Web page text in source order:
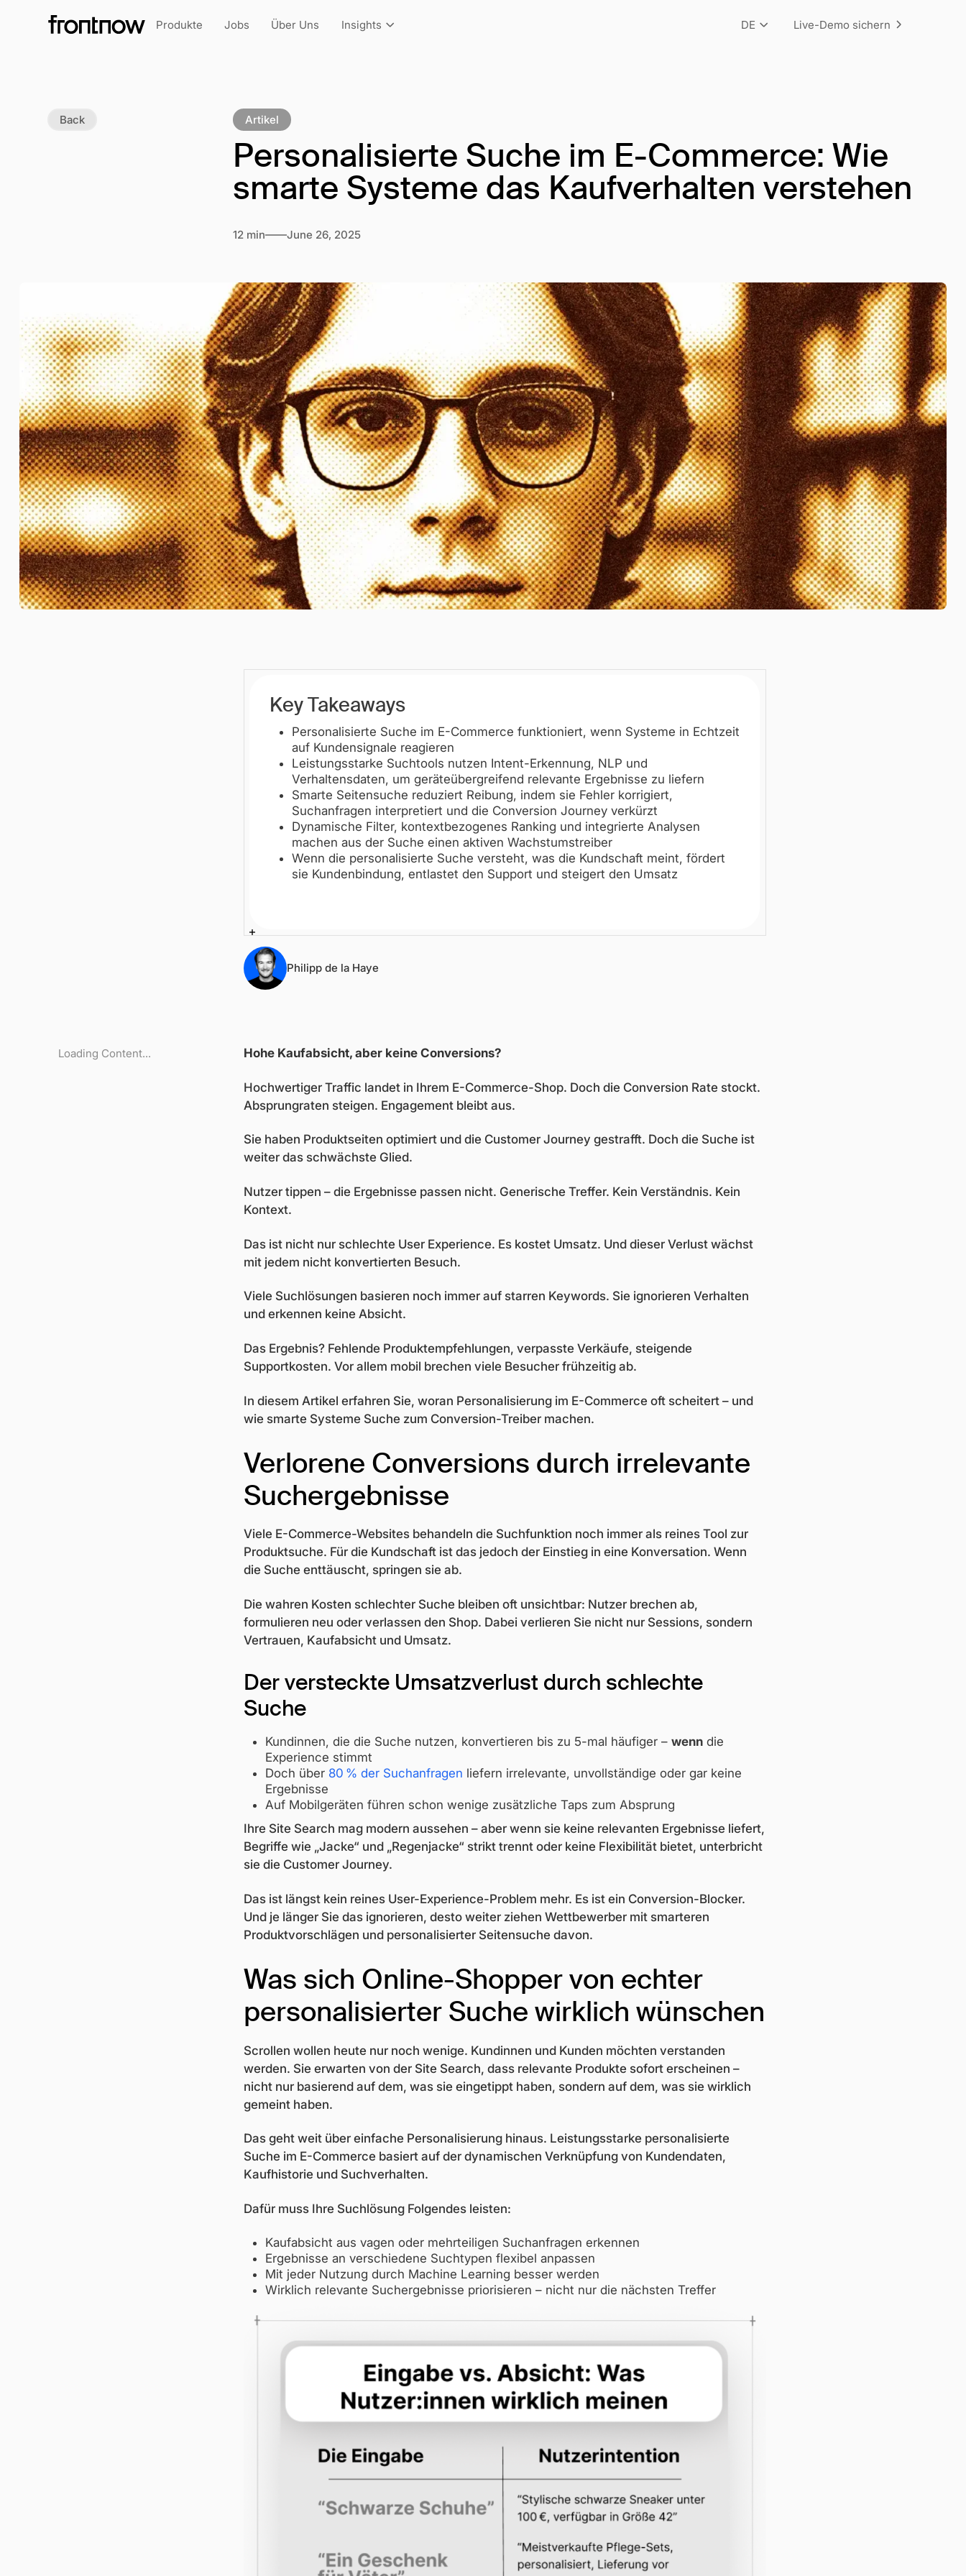
Produkte Jobs Über Uns Insights DE Live-Demo sichern
Back Artikel
Personalisierte Suche im E-Commerce: Wie
smarte Systeme das Kaufverhalten verstehen
12 min June 26, 2025
Key Takeaways
Personalisierte Suche im E-Commerce funktioniert, wenn Systeme in Echtzeit
auf Kundensignale reagieren
Leistungsstarke Suchtools nutzen Intent-Erkennung, NLP und
Verhaltensdaten, um geräteübergreifend relevante Ergebnisse zu liefern
Smarte Seitensuche reduziert Reibung, indem sie Fehler korrigiert,
Suchanfragen interpretiert und die Conversion Journey verkürzt
Dynamische Filter, kontextbezogenes Ranking und integrierte Analysen
machen aus der Suche einen aktiven Wachstumstreiber
Wenn die personalisierte Suche versteht, was die Kundschaft meint, fördert
sie Kundenbindung, entlastet den Support und steigert den Umsatz
Philipp de la Haye
Loading Content... Hohe Kaufabsicht, aber keine Conversions?
Hochwertiger Traffic landet in Ihrem E-Commerce-Shop. Doch die Conversion Rate stockt.
Absprungraten steigen. Engagement bleibt aus.
Sie haben Produktseiten optimiert und die Customer Journey gestrafft. Doch die Suche ist
weiter das schwächste Glied.
Nutzer tippen – die Ergebnisse passen nicht. Generische Treffer. Kein Verständnis. Kein
Kontext.
Das ist nicht nur schlechte User Experience. Es kostet Umsatz. Und dieser Verlust wächst
mit jedem nicht konvertierten Besuch.
Viele Suchlösungen basieren noch immer auf starren Keywords. Sie ignorieren Verhalten
und erkennen keine Absicht.
Das Ergebnis? Fehlende Produktempfehlungen, verpasste Verkäufe, steigende
Supportkosten. Vor allem mobil brechen viele Besucher frühzeitig ab.
In diesem Artikel erfahren Sie, woran Personalisierung im E-Commerce oft scheitert – und
wie smarte Systeme Suche zum Conversion-Treiber machen.
Verlorene Conversions durch irrelevante
Suchergebnisse
Viele E-Commerce-Websites behandeln die Suchfunktion noch immer als reines Tool zur
Produktsuche. Für die Kundschaft ist das jedoch der Einstieg in eine Konversation. Wenn
die Suche enttäuscht, springen sie ab.
Die wahren Kosten schlechter Suche bleiben oft unsichtbar: Nutzer brechen ab,
formulieren neu oder verlassen den Shop. Dabei verlieren Sie nicht nur Sessions, sondern
Vertrauen, Kaufabsicht und Umsatz.
Der versteckte Umsatzverlust durch schlechte
Suche
Kundinnen, die die Suche nutzen, konvertieren bis zu 5-mal häufiger –wenn die
Experience stimmt
Doch über 80 % der Suchanfragen liefern irrelevante, unvollständige oder gar keine
Ergebnisse
Auf Mobilgeräten führen schon wenige zusätzliche Taps zum Absprung
Ihre Site Search mag modern aussehen – aber wenn sie keine relevanten Ergebnisse liefert,
Begriffe wie „Jacke“ und „Regenjacke“ strikt trennt oder keine Flexibilität bietet, unterbricht
sie die Customer Journey.
Das ist längst kein reines User-Experience-Problem mehr. Es ist ein Conversion-Blocker.
Und je länger Sie das ignorieren, desto weiter ziehen Wettbewerber mit smarteren
Produktvorschlägen und personalisierter Seitensuche davon.
Was sich Online-Shopper von echter
personalisierter Suche wirklich wünschen
Scrollen wollen heute nur noch wenige. Kundinnen und Kunden möchten verstanden
werden. Sie erwarten von der Site Search, dass relevante Produkte sofort erscheinen –
nicht nur basierend auf dem, was sie eingetippt haben, sondern auf dem, was sie wirklich
gemeint haben.
Das geht weit über einfache Personalisierung hinaus. Leistungsstarke personalisierte
Suche im E-Commerce basiert auf der dynamischen Verknüpfung von Kundendaten,
Kaufhistorie und Suchverhalten.
Dafür muss Ihre Suchlösung Folgendes leisten:
Kaufabsicht aus vagen oder mehrteiligen Suchanfragen erkennen
Ergebnisse an verschiedene Suchtypen flexibel anpassen
Mit jeder Nutzung durch Machine Learning besser werden
Wirklich relevante Suchergebnisse priorisieren – nicht nur die nächsten Treffer